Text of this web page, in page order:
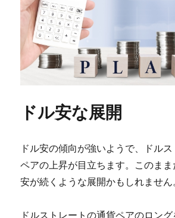
ドル安な展開
ドル安の傾向が強いようで、ドル
ペアの上昇が目立ちます。このま
安が続くような展開かもしれません
ドルストレートの通貨ペアのロン